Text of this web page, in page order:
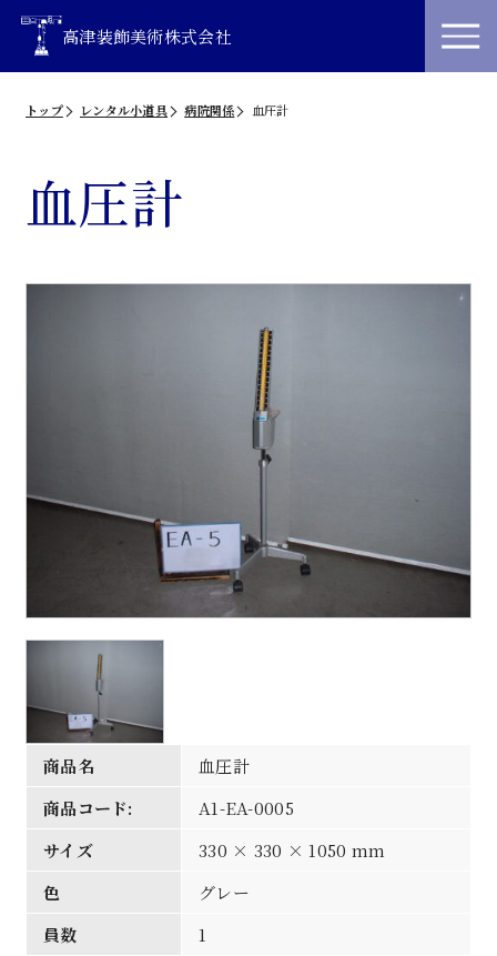
高津装飾美術株式会社
トップ レンタル小道具 病院関係 血圧計
血圧計
商品名
血圧計
商品コード:
A1-EA-0005
サイズ
330 × 330 × 1050 mm
色
グレー
員数
1